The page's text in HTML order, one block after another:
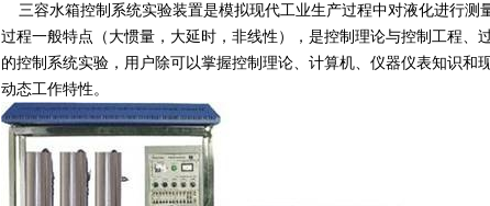
三容水箱控制系统实验装置是模拟现代工业生产过程中对液化进行测
过程一般特点（大惯量，大延时，非线性），是控制理论与控制工程
的控制系统实验，用户除可以掌握控制理论、计算机、仪器仪表知识
动态工作特性。